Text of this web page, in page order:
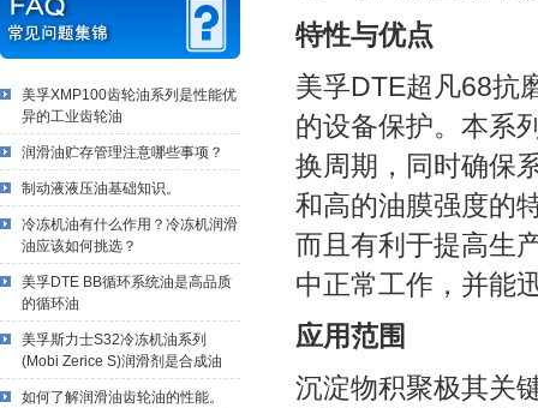
美孚XMP100齿轮油系列是性能优
异的工业齿轮油
润滑油贮存管理注意哪些事项？
制动液液压油基础知识。
冷冻机油有什么作用？冷冻机润滑
油应该如何挑选？
美孚DTE BB循环系统油是高品质
的循环油
美孚斯力士S32冷冻机油系列
(Mobi Zerice S)润滑剂是合成油
如何了解润滑油齿轮油的性能。
特性与优点
美孚DTE超凡68抗
的设备保护。本系
换周期，同时确保
和高的油膜强度的
而且有利于提高生
中正常工作，并能
应用范围
沉淀物积聚极其关